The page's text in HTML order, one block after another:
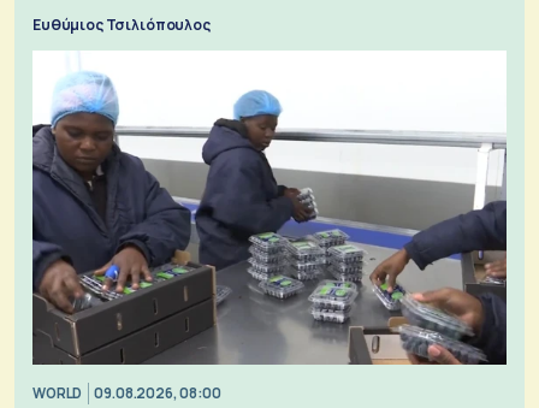
Ευθύμιος Τσιλιόπουλος
WORLD 09.08.2026, 08:00